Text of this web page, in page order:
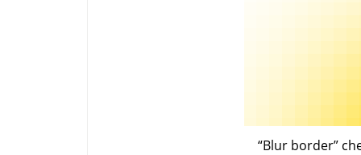
“Blur border”